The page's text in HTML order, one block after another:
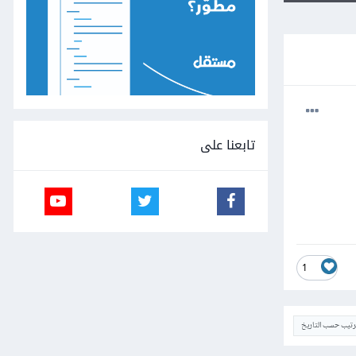
1
حسب التاريخ
تابعنا على